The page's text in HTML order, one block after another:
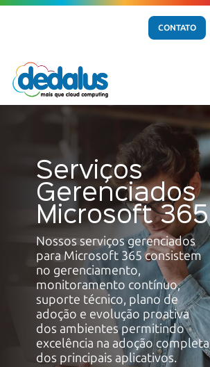
CONTATO
Serviços
Gerenciados
Microsoft 365
Nossos serviços gerenciados
para Microsoft 365consistem
no gerenciamento,
monitoramento contínuo,
suporte técnico, plano de
adoção e evolução proativa
dos ambientes permitindo
excelência na adoção completa
dos principais aplicativos.